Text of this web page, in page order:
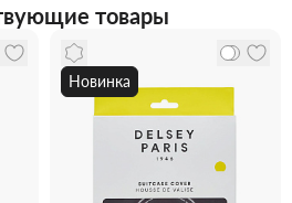
товары
Новинка